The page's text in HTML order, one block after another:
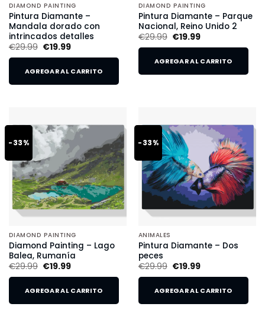
DIAMOND PAINTING
Pintura Diamante –
Mandala dorado con
intrincados detalles
€29.99 €19.99
AGREGAR AL CARRITO
DIAMOND PAINTING
Pintura Diamante – Parque
Nacional, Reino Unido 2
€29.99 €19.99
AGREGAR AL CARRITO
-33%
DIAMOND PAINTING
Diamond Painting – Lago
Balea, Rumanía
€29.99 €19.99
AGREGAR AL CARRITO
-33%
ANIMALES
Pintura Diamante – Dos
peces
€29.99 €19.99
AGREGAR AL CARRITO